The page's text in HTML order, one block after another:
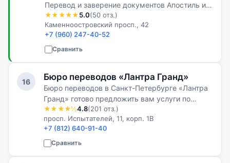
Перевод и заверение документов Апостиль и
легализация
★★★★★5.0(50 отз.)
Каменноостровский просп., 42
+7 (960) 247-40-52
Сравнить
16 Бюро переводов «Лантра Гранд»
Бюро переводов в Санкт-Петербурге «Лантра
Гранд» готово предложить вам услуги по
письменному переводу с более чем 50 языков
мира. Нам под силу выполнение перевода
любой сложности и тематики.
★★★★½4.8(201 отз.)
просп. Испытателей, 11, корп. 1В
+7 (812) 640-91-40
Сравнить